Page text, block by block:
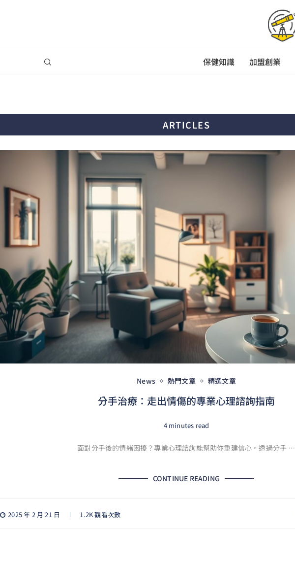
保健知識 加盟創業
ARTICLES
News 熱門文章 精選文章
分手治療：走出情傷的專業心理諮詢指南
4 minutes read
面對分手後的情緒困擾？專業心理諮詢能幫助你重建信心。透過分手 …
CONTINUE READING
2025 年 2 月 21 日 1.2K 觀看次數